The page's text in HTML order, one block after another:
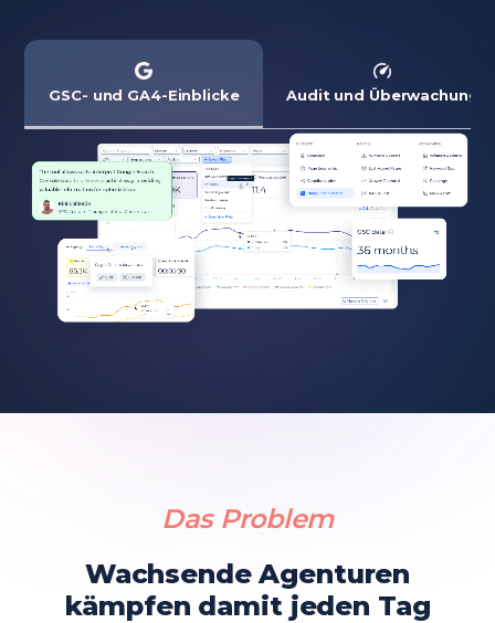
GSC- und GA4-Einblicke Audit und Überwachung
Das Problem
Wachsende Agenturen
kämpfen damit jeden Tag